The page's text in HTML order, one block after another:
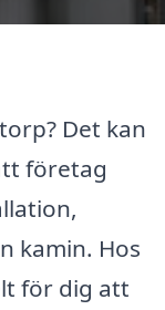
Det kan
företag
kamin. Hos
för dig att